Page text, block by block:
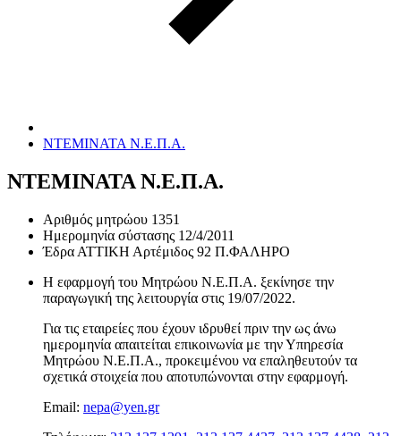
ΝΤΕΜΙΝΑΤΑ Ν.Ε.Π.Α.
ΝΤΕΜΙΝΑΤΑ Ν.Ε.Π.Α.
Αριθμός μητρώου 1351
Ημερομηνία σύστασης 12/4/2011
Έδρα ΑΤΤΙΚΗ Αρτέμιδος 92 Π.ΦΑΛΗΡΟ
Η εφαρμογή του Μητρώου Ν.Ε.Π.Α. ξεκίνησε την
παραγωγική της λειτουργία στις 19/07/2022.
Για τις εταιρείες που έχουν ιδρυθεί πριν την ως άνω
ημερομηνία απαιτείται επικοινωνία με την Υπηρεσία
Μητρώου Ν.Ε.Π.Α., προκειμένου να επαληθευτούν τα
σχετικά στοιχεία που αποτυπώνονται στην εφαρμογή.
Email: nepa@yen.gr